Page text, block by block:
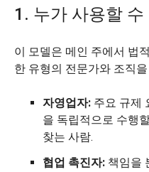
1. 누가 사용할 수
이 모델은 메인 주에서 법
한 유형의 전문가와 조직
자영업자: 주요 규제
을 독립적으로 수행
찾는 사람.
협업 촉진자: 책임을